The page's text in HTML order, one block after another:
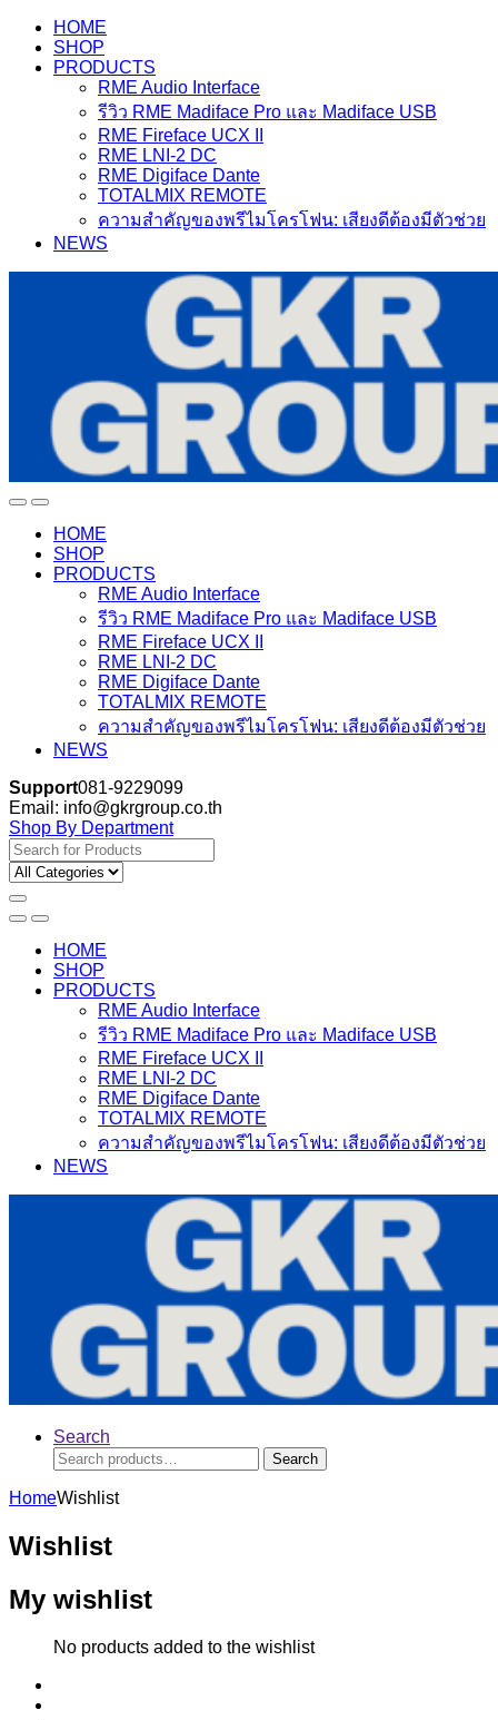
Skip
navigation
Skip
content
HOME
SHOP
PRODUCTS
RME Audio Interface
รีวิว RME Madiface Pro และ Madiface USB
RME Fireface UCX II
RME LNI-2 DC
RME Digiface Dante
TOTALMIX REMOTE
ความสำคัญของพรีไมโครโฟน: เสียงดีต้องมีตัวช่วย
NEWS
HOME
SHOP
PRODUCTS
RME Audio Interface
รีวิว RME Madiface Pro และ Madiface USB
RME Fireface UCX II
RME LNI-2 DC
RME Digiface Dante
TOTALMIX REMOTE
ความสำคัญของพรีไมโครโฟน: เสียงดีต้องมีตัวช่วย
NEWS
Support081-9229099
Email: info@gkrgroup.co.th
Shop By Department
Search
for:
HOME
SHOP
PRODUCTS
RME Audio Interface
รีวิว RME Madiface Pro และ Madiface USB
RME Fireface UCX II
RME LNI-2 DC
RME Digiface Dante
TOTALMIX REMOTE
ความสำคัญของพรีไมโครโฟน: เสียงดีต้องมีตัวช่วย
NEWS
Search
Search
for:
Search
HomeWishlist
Wishlist
My wishlist
No products added to the wishlist